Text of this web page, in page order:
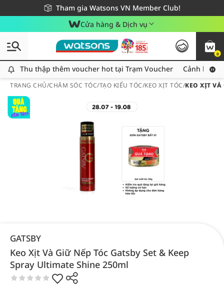
Tham gia Watsons VN Member Club!
Miễn phí giao hàng cho đơn hàng từ 249,000Đ
Giao hàng nhanh 24h - Áp dụng khu vực TP. Hồ Chí Minh
Cửa hàng & Dịch vụ
0
Thu thập thêm voucher hot tại Trạm Voucher
Thu thập thêm voucher hot tại Trạm Voucher Cảnh báo
TRANG CHỦ/CHĂM SÓC TÓC/TẠO KIỂU TÓC/KEO XỊT TÓC/KEO XỊT VÀ
GATSBY
Keo Xịt Và Giữ Nếp Tóc Gatsby Set & Keep
Spray Ultimate Shine 250ml